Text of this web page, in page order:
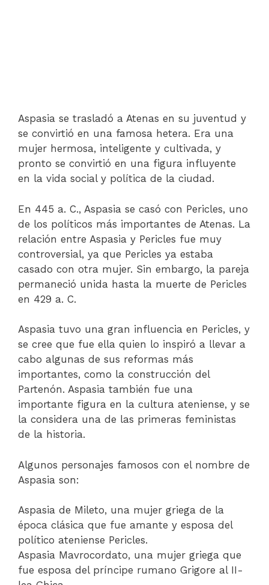
Aspasia se trasladó a Atenas en su juventud y
se convirtió en una famosa hetera. Era una
mujer hermosa, inteligente y cultivada, y
pronto se convirtió en una figura influyente
en la vida social y política de la ciudad.
En 445 a. C., Aspasia se casó con Pericles, uno
de los políticos más importantes de Atenas. La
relación entre Aspasia y Pericles fue muy
controversial, ya que Pericles ya estaba
casado con otra mujer. Sin embargo, la pareja
permaneció unida hasta la muerte de Pericles
en 429 a. C.
Aspasia tuvo una gran influencia en Pericles, y
se cree que fue ella quien lo inspiró a llevar a
cabo algunas de sus reformas más
importantes, como la construcción del
Partenón. Aspasia también fue una
importante figura en la cultura ateniense, y se
la considera una de las primeras feministas
de la historia.
Algunos personajes famosos con el nombre de
Aspasia son:
Aspasia de Mileto, una mujer griega de la
época clásica que fue amante y esposa del
político ateniense Pericles.
Aspasia Mavrocordato, una mujer griega que
fue esposa del príncipe rumano Grigore al II-